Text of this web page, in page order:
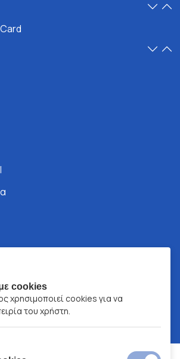
cookies
χρησιμοποιεί cookies για να
του χρήστη.